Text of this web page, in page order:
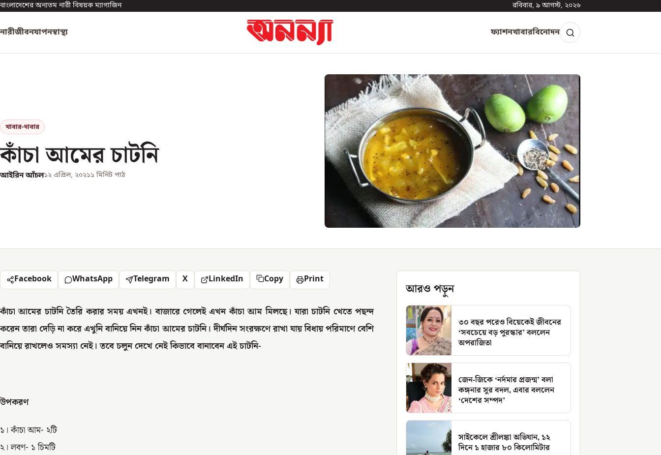
বাংলাদেশের অন্যতম নারী বিষয়ক ম্যাগাজিন রবিবার, ৯ আগস্ট, ২০২৬
নারীজীবনযাপনস্বাস্থ্য ফ্যাশনখাবারবিনোদন
খাবার-দাবার
কাঁচা আমের চাটনি
আইরিন আঁচল১২ এপ্রিল, ২০২১১ মিনিট পাঠ
Facebook WhatsApp Telegram X LinkedIn Copy Print
কাঁচা আমের চাটনি তৈরি করার সময় এখনই। বাজারে গেলেই এখন কাঁচা আম মিলছে। যারা চাটনি খেতে পছন্দ
করেন তারা দেড়ি না করে এখুনি বানিয়ে নিন কাঁচা আমের চাটনি। দীর্ঘদিন সংরক্ষণে রাখা যায় বিধায় পরিমাণে বেশি
বানিয়ে রাখলেও সমস্যা নেই। তবে চলুন দেখে নেই কিভাবে বানাবেন এই চাটনি-
উপকরণ
১। কাঁচা আম- ২টি
২। লবণ- ১ চিমটি
আরও পড়ুন
৩০ বছর পরেও বিয়েকেই জীবনের
‘সবচেয়ে বড় পুরস্কার’ বললেন
অপরাজিতা
জেন-জিকে ‘নর্দমার প্রজন্ম’ বলা
কঙ্গনার সুর বদল, এবার বললেন
‘দেশের সম্পদ’
সাইকেলে শ্রীলঙ্কা অভিযান, ১২
দিনে ১ হাজার ৮০ কিলোমিটার